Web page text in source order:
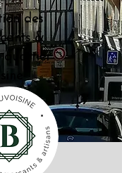
des
&
quartier